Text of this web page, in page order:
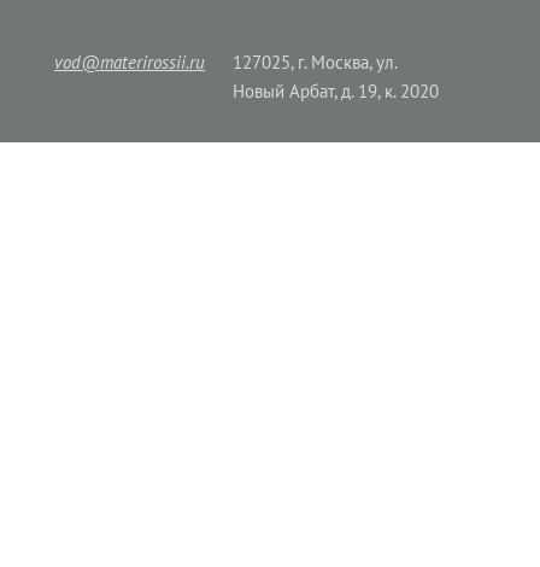
vod@materirossii.ru
127025, г. Москва, ул.
Новый Арбат, д. 19, к. 2020